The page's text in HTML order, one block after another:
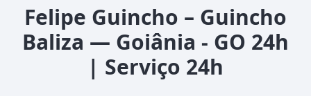
Felipe Guincho – Guincho
Baliza — Goiânia - GO 24h
| Serviço 24h